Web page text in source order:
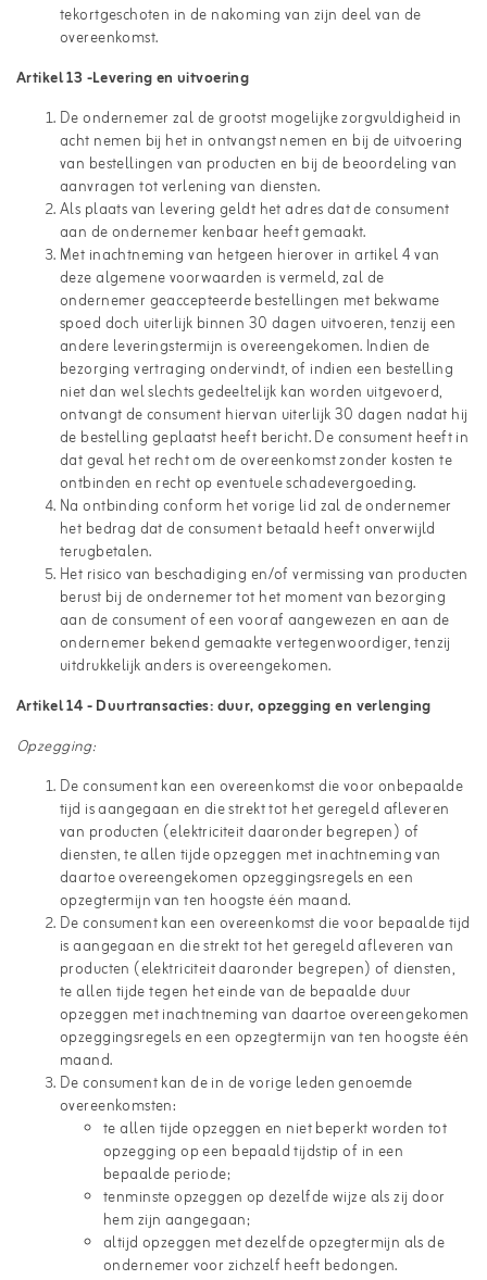
tekortgeschoten in de nakoming van zijn deel van de
overeenkomst.
Artikel 13 -Levering en uitvoering
De ondernemer zal de grootst mogelijke zorgvuldigheid in
acht nemen bij het in ontvangst nemen en bij de uitvoering
van bestellingen van producten en bij de beoordeling van
aanvragen tot verlening van diensten.
Als plaats van levering geldt het adres dat de consument
aan de ondernemer kenbaar heeft gemaakt.
Met inachtneming van hetgeen hierover in artikel 4 van
deze algemene voorwaarden is vermeld, zal de
ondernemer geaccepteerde bestellingen met bekwame
spoed doch uiterlijk binnen 30 dagen uitvoeren, tenzij een
andere leveringstermijn is overeengekomen. Indien de
bezorging vertraging ondervindt, of indien een bestelling
niet dan wel slechts gedeeltelijk kan worden uitgevoerd,
ontvangt de consument hiervan uiterlijk 30 dagen nadat hij
de bestelling geplaatst heeft bericht. De consument heeft in
dat geval het recht om de overeenkomst zonder kosten te
ontbinden en recht op eventuele schadevergoeding.
Na ontbinding conform het vorige lid zal de ondernemer
het bedrag dat de consument betaald heeft onverwijld
terugbetalen.
Het risico van beschadiging en/of vermissing van producten
berust bij de ondernemer tot het moment van bezorging
aan de consument of een vooraf aangewezen en aan de
ondernemer bekend gemaakte vertegenwoordiger, tenzij
uitdrukkelijk anders is overeengekomen.
Artikel 14 - Duurtransacties: duur, opzegging en verlenging
Opzegging:
De consument kan een overeenkomst die voor onbepaalde
tijd is aangegaan en die strekt tot het geregeld afleveren
van producten (elektriciteit daaronder begrepen) of
diensten, te allen tijde opzeggen met inachtneming van
daartoe overeengekomen opzeggingsregels en een
opzegtermijn van ten hoogste één maand.
De consument kan een overeenkomst die voor bepaalde tijd
is aangegaan en die strekt tot het geregeld afleveren van
producten (elektriciteit daaronder begrepen) of diensten,
te allen tijde tegen het einde van de bepaalde duur
opzeggen met inachtneming van daartoe overeengekomen
opzeggingsregels en een opzegtermijn van ten hoogste één
maand.
De consument kan de in de vorige leden genoemde
overeenkomsten:
te allen tijde opzeggen en niet beperkt worden tot
opzegging op een bepaald tijdstip of in een
bepaalde periode;
tenminste opzeggen op dezelfde wijze als zij door
hem zijn aangegaan;
altijd opzeggen met dezelfde opzegtermijn als de
ondernemer voor zichzelf heeft bedongen.